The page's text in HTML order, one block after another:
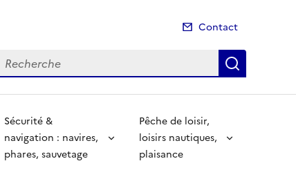
Contact
Recherche
Sécurité &
navigation : navires,
phares, sauvetage
Pêche de loisir,
loisirs nautiques,
plaisance